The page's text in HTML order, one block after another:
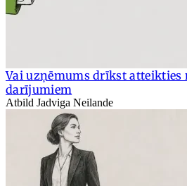
Vai uzņēmums drīkst atteikties
darījumiem
Atbild Jadviga Neilande